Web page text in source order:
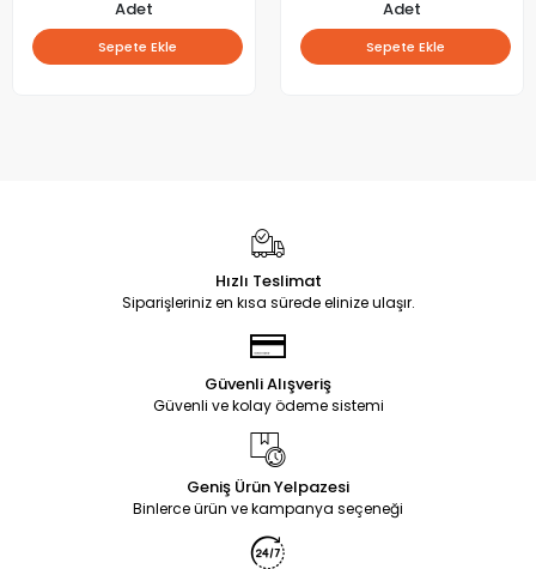
Adet
Sepete Ekle
Adet
Sepete Ekle
Hızlı Teslimat
Siparişleriniz en kısa sürede elinize ulaşır.
Güvenli Alışveriş
Güvenli ve kolay ödeme sistemi
Geniş Ürün Yelpazesi
Binlerce ürün ve kampanya seçeneği